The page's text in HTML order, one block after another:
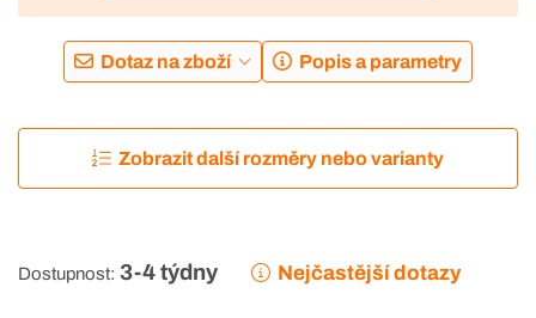
Dotaz na zboží Popis a parametry
Zobrazit další rozměry nebo varianty
Dostupnost: 3-4 týdny Nejčastější dotazy